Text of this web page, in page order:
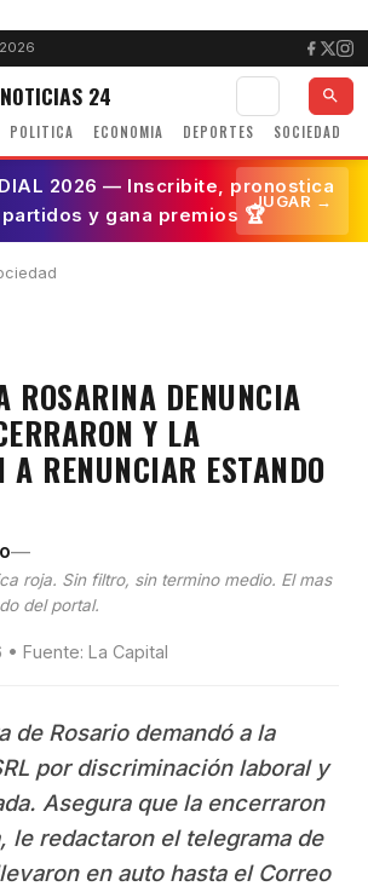
NOTICIAS 24
POLITICA ECONOMIA DEPORTES SOCIEDAD
2026 — Inscribite, pronostica
partidos y gana premios 🏆
JUGAR →
ROSARINA DENUNCIA
Y LA
A RENUNCIAR ESTANDO
—
roja. Sin filtro, sin termino medio. El mas
del portal.
Fuente: La Capital
de Rosario demandó a la
por discriminación laboral y
Asegura que la encerraron
le redactaron el telegrama de
en auto hasta el Correo